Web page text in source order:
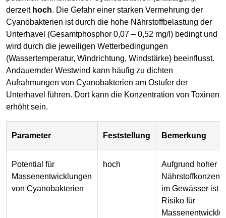
derzeit hoch. Die Gefahr einer starken Vermehrung der
Cyanobakterien ist durch die hohe Nährstoffbelastung der
Unterhavel (Gesamtphosphor 0,07 – 0,52 mg/l) bedingt und
wird durch die jeweiligen Wetterbedingungen
(Wassertemperatur, Windrichtung, Windstärke) beeinflusst.
Andauernder Westwind kann häufig zu dichten
Aufrahmungen von Cyanobakterien am Ostufer der
Unterhavel führen. Dort kann die Konzentration von Toxinen
erhöht sein.
Parameter Feststellung Bemerkung
Potential für
Massenentwicklungen
von Cyanobakterien
hoch
Aufgrund hoher
im Gewässer ist
Risiko für